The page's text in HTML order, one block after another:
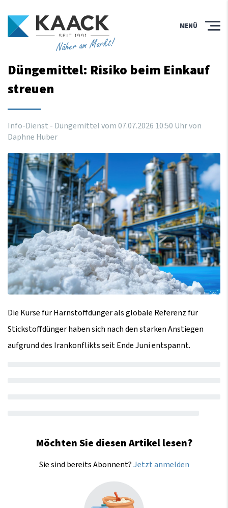
Näher am Markt!
MENÜ
Düngemittel: Risiko beim Einkauf
streuen
Info-Dienst - Düngemittel vom07.07.2026 10:50 Uhrvon
Daphne Huber
Die Kurse für Harnstoffdünger als globale Referenz für
Stickstoffdünger haben sich nach den starken Anstiegen
aufgrund des Irankonflikts seit Ende Juni entspannt.
Möchten Sie diesen Artikel lesen?
Sie sind bereits Abonnent?Jetzt anmelden